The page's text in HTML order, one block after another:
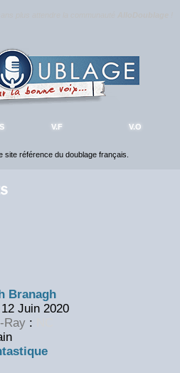
V.F V.O
le site référence du doublage français.
Branagh
Juin 2020
Ray :